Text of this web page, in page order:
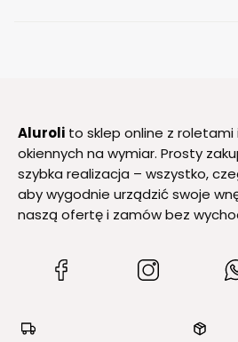
Aluroli to sklep online z roletami
okiennych na wymiar. Prosty
szybka realizacja – wszystko,
aby wygodnie urządzić swoje
naszą ofertę i zamów bez
(Otwiera
nowej